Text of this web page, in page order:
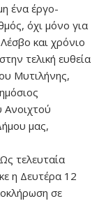
ένα έργο-
όχι μόνο για
και χρόνιο
τελική ευθεία
Μυτιλήνης,
Ανοιχτού
μας,
τελευταία
η Δευτέρα 12
σε